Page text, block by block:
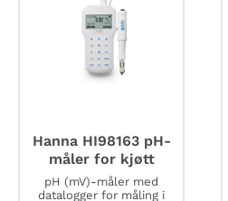
HI7007M
antall
Hanna HI98163 pH-
måler for kjøtt
pH (mV)-måler med
datalogger for måling i